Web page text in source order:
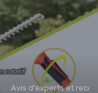
Avis d'experts et